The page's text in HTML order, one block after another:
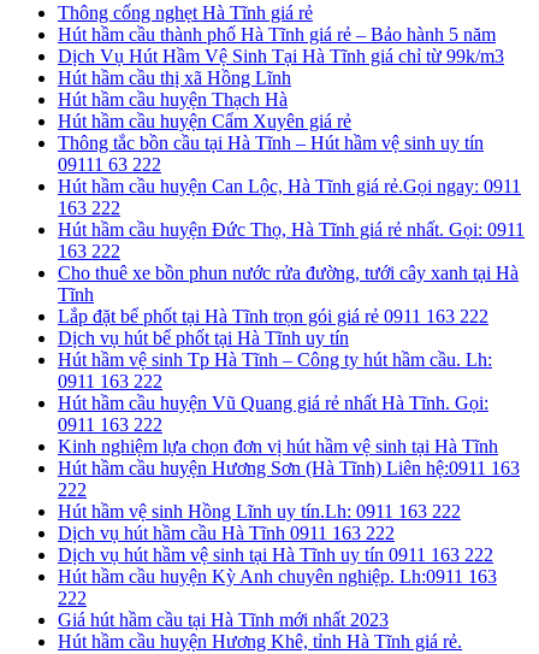
Thông cống nghẹt Hà Tĩnh giá rẻ
Hút hầm cầu thành phố Hà Tĩnh giá rẻ – Bảo hành 5 năm
Dịch Vụ Hút Hầm Vệ Sinh Tại Hà Tĩnh giá chỉ từ 99k/m3
Hút hầm cầu thị xã Hồng Lĩnh
Hút hầm cầu huyện Thạch Hà
Hút hầm cầu huyện Cẩm Xuyên giá rẻ
Thông tắc bồn cầu tại Hà Tĩnh – Hút hầm vệ sinh uy tín
09111 63 222
Hút hầm cầu huyện Can Lộc, Hà Tĩnh giá rẻ.Gọi ngay: 0911
163 222
Hút hầm cầu huyện Đức Thọ, Hà Tĩnh giá rẻ nhất. Gọi: 0911
163 222
Cho thuê xe bồn phun nước rửa đường, tưới cây xanh tại Hà
Tĩnh
Lắp đặt bể phốt tại Hà Tĩnh trọn gói giá rẻ 0911 163 222
Dịch vụ hút bể phốt tại Hà Tĩnh uy tín
Hút hầm vệ sinh Tp Hà Tĩnh – Công ty hút hầm cầu. Lh:
0911 163 222
Hút hầm cầu huyện Vũ Quang giá rẻ nhất Hà Tĩnh. Gọi:
0911 163 222
Kinh nghiệm lựa chọn đơn vị hút hầm vệ sinh tại Hà Tĩnh
Hút hầm cầu huyện Hương Sơn (Hà Tĩnh) Liên hệ:0911 163
222
Hút hầm vệ sinh Hồng Lĩnh uy tín.Lh: 0911 163 222
Dịch vụ hút hầm cầu Hà Tĩnh 0911 163 222
Dịch vụ hút hầm vệ sinh tại Hà Tĩnh uy tín 0911 163 222
Hút hầm cầu huyện Kỳ Anh chuyên nghiệp. Lh:0911 163
222
Giá hút hầm cầu tại Hà Tĩnh mới nhất 2023
Hút hầm cầu huyện Hương Khê, tỉnh Hà Tĩnh giá rẻ.